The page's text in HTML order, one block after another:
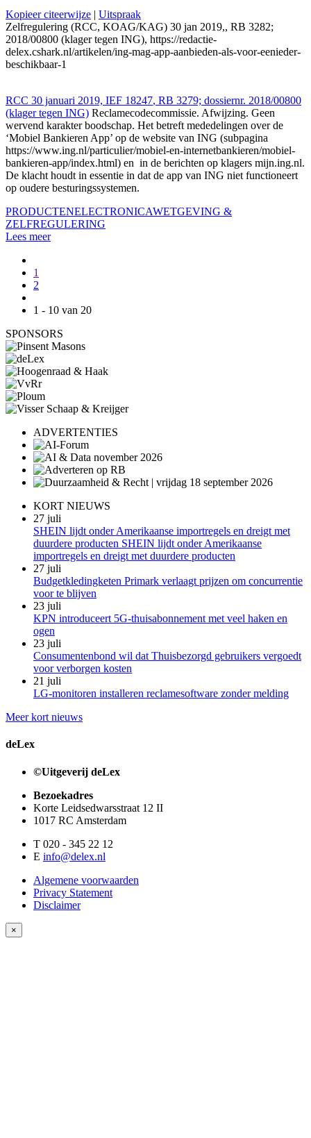
Kopieer citeerwijze | Uitspraak
Zelfregulering (RCC, KOAG/KAG) 30 jan 2019,, RB 3282;
2018/00800 (klager tegen ING), https://redactie-
delex.cshark.nl/artikelen/ing-mag-app-aanbieden-als-voor-eenieder-
beschikbaar-1
RCC 30 januari 2019, IEF 18247, RB 3279; dossiernr. 2018/00800
(klager tegen ING) Reclamecodecommissie. Afwijzing. Geen
wervend karakter boodschap. Het betreft mededelingen over de
‘Mobiel Bankieren App’ op de website van ING (subpagina
https://www.ing.nl/particulier/mobiel-en-internetbankieren/mobiel-
bankieren-app/index.html) en in de berichten op klagers mijn.ing.nl.
De klacht houdt in essentie in dat de app van ING niet functioneert
op oudere besturingssystemen.
PRODUCTENELECTRONICAWETGEVING &
ZELFREGULERING
Lees meer
1
2
1 - 10 van 20
SPONSORS
ADVERTENTIES
KORT NIEUWS
27 juli
SHEIN lijdt onder Amerikaanse importregels en dreigt met
duurdere producten SHEIN lijdt onder Amerikaanse
importregels en dreigt met duurdere producten
27 juli
Budgetkledingketen Primark verlaagt prijzen om concurrentie
voor te blijven
23 juli
KPN introduceert 5G-thuisabonnement met veel haken en
ogen
23 juli
Consumentenbond wil dat Thuisbezorgd gebruikers vergoedt
voor verborgen kosten
21 juli
LG-monitoren installeren reclamesoftware zonder melding
Meer kort nieuws
deLex
©Uitgeverij deLex
Bezoekadres
Korte Leidsedwarsstraat 12 II
1017 RC Amsterdam
T 020 - 345 22 12
E info@delex.nl
Algemene voorwaarden
Privacy Statement
Disclaimer
×